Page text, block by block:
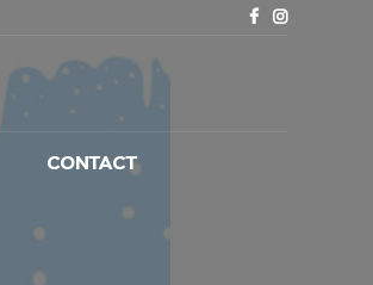
CONTACT